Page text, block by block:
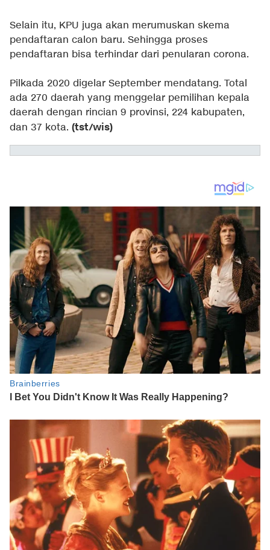
Selain itu, KPU juga akan merumuskan skema
pendaftaran calon baru. Sehingga proses
pendaftaran bisa terhindar dari penularan corona.
Pilkada 2020 digelar September mendatang. Total
ada 270 daerah yang menggelar pemilihan kepala
daerah dengan rincian 9 provinsi, 224 kabupaten,
dan 37 kota. (tst/wis)